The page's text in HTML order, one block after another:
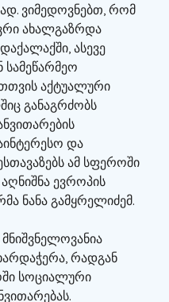
ვიმედოვნებთ, რომ
ახალგაზრდა
ასევე
სამეწარმეო
აქტუალური
განაგრძობს
და
ამ სფეროში
აღნიშნა ევროპის
ნანა გამყრელიძემ.
რადგან
სოციალური